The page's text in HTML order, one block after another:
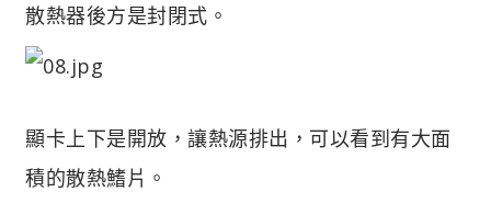
散熱器後方是封閉式。
顯卡上下是開放，讓熱源排出，可以看到有大面
積的散熱鰭片。